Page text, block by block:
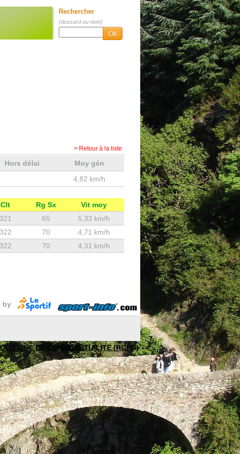
Rechercher
(dossard ou nom)
OK
> Retour à la liste
Hors délai
Moy gén
4,82 km/h
Clt Rg Sx
Vit moy
321 65
5,33 km/h
322 70
4,71 km/h
322 70 4,31 km/h
by
DE CONFIDENTIALITE (RGPD)